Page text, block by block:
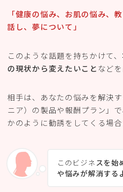
「健康の悩み、お肌の悩み、
話し、夢について」
このような話題を持ちかけて、
の現状から変えたいことなど
相手は、あなたの悩みを解決
ニア）の製品や報酬プラン」
かのように勧誘をしてくる場合
このビジネスを始
や悩みが解消する